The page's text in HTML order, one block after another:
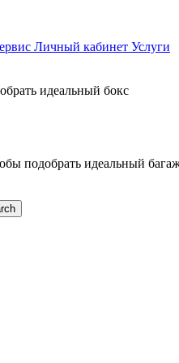
Личный кабинет Услуги
идеальный бокс
подобрать идеальный